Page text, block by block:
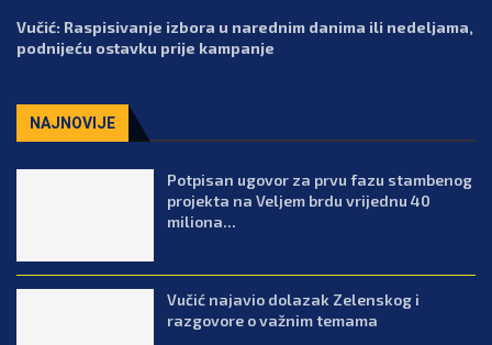
Vučić: Raspisivanje izbora u narednim danima ili nedeljama,
podnijeću ostavku prije kampanje
NAJNOVIJE
Potpisan ugovor za prvu fazu stambenog
projekta na Veljem brdu vrijednu 40
miliona...
Vučić najavio dolazak Zelenskog i
razgovore o važnim temama